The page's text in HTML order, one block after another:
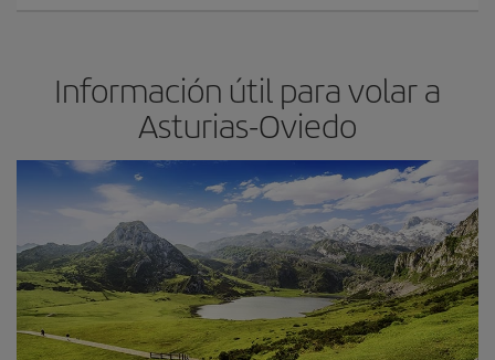
Información útil para volar a
Asturias-Oviedo